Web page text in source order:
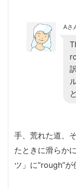
Aさ
手、荒れた道、
たときに滑らか
ツ」に”rough”が